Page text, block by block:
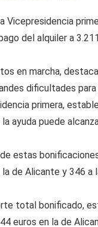
Vicepresidencia
del alquiler a
en marcha,
dificultades
primera,
ayuda puede
estas
de Alicante y 346 a
total bonificado,
euros en la de